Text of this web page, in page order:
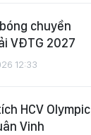
chuyền
VĐTG 2027
12:33
HCV Olympic
Vinh